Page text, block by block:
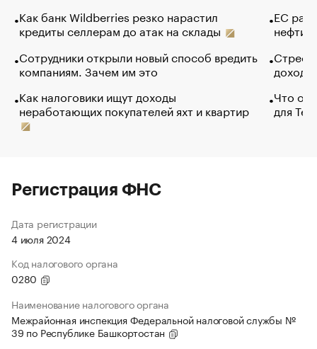
Как банк Wildberries резко нарастил
кредиты селлерам до атак на склады
Сотрудники открыли новый способ вредить
компаниям. Зачем им это
Как налоговики ищут доходы
неработающих покупателей яхт и квартир
ЕС
нефти
Что
для
Регистрация ФНС
Дата регистрации
4 июля 2024
Код налогового органа
0280
Наименование налогового органа
Межрайонная инспекция Федеральной налоговой службы №
39 по Республике Башкортостан